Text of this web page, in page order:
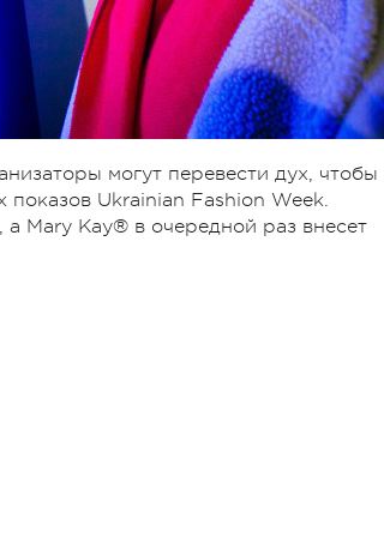
могут перевести дух, чтобы
Ukrainian Fashion Week.
Mary Kay® в очередной раз внесет